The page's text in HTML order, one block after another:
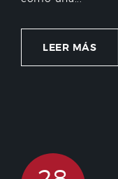
LEER MÁS